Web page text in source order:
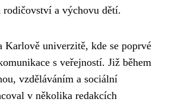
rodičovství a výchovu dětí.
univerzitě, kde se poprvé
s veřejností. Již během
vzděláváním a sociální
v několika redakcích